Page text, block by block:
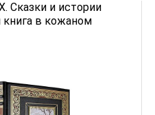
Сказки и истории
книга в кожаном